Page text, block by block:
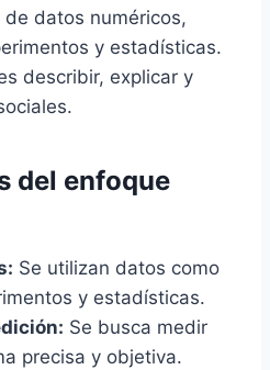
datos numéricos,
y estadísticas.
describir, explicar y
del enfoque
Se utilizan datos como
y estadísticas.
Se busca medir
precisa y objetiva.